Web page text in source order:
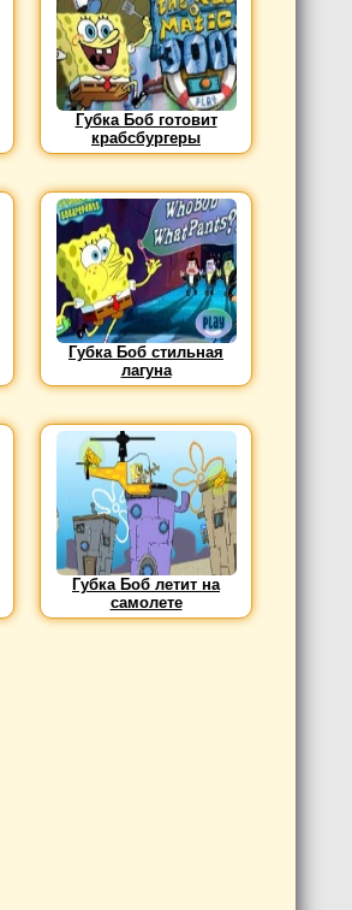
Губка Боб готовит
крабсбургеры
Губка Боб стильная
лагуна
Губка Боб летит на
самолете